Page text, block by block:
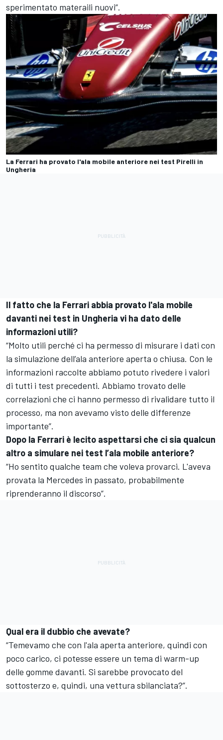
sperimentato materaili nuovi”.
La Ferrari ha provato l'ala mobile anteriore nei test Pirelli in
Ungheria
Il fatto che la Ferrari abbia provato l'ala mobile
davanti nei test in Ungheria vi ha dato delle
informazioni utili?
“Molto utili perché ci ha permesso di misurare i dati con
la simulazione dell’ala anteriore aperta o chiusa. Con le
informazioni raccolte abbiamo potuto rivedere i valori
di tutti i test precedenti. Abbiamo trovato delle
correlazioni che ci hanno permesso di rivalidare tutto il
processo, ma non avevamo visto delle differenze
importante”.
Dopo la Ferrari è lecito aspettarsi che ci sia qualcun
altro a simulare nei test l’ala mobile anteriore?
“Ho sentito qualche team che voleva provarci. L'aveva
provata la Mercedes in passato, probabilmente
riprenderanno il discorso”.
Qual era il dubbio che avevate?
“Temevamo che con l'ala aperta anteriore, quindi con
poco carico, ci potesse essere un tema di warm-up
delle gomme davanti. Si sarebbe provocato del
sottosterzo e, quindi, una vettura sbilanciata?”.